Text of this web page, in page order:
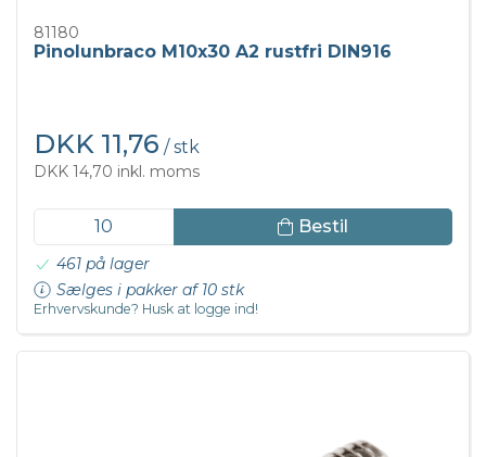
81180
Pinolunbraco M10x30 A2 rustfri DIN916
DKK 11,76 / stk
DKK 14,70 inkl. moms
Bestil
461 på lager
Sælges i pakker af 10 stk
Erhvervskunde? Husk at logge ind!